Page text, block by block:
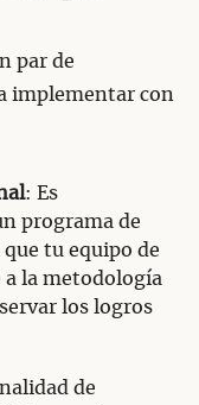
par de
implementar con
: Es
programa de
tu equipo de
a la metodología
los logros
de